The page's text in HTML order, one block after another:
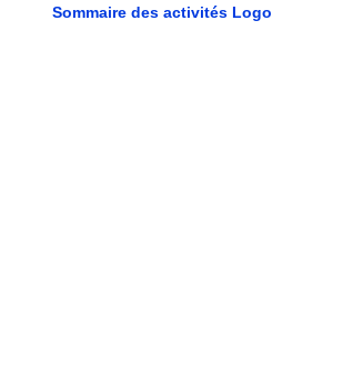
Sommaire des activités Logo